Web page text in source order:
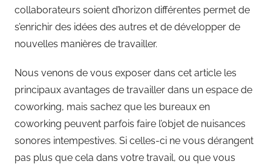
collaborateurs soient d’horizon différentes permet de
s’enrichir des idées des autres et de développer de
nouvelles manières de travailler.
Nous venons de vous exposer dans cet article les
principaux avantages de travailler dans un espace de
coworking, mais sachez que les bureaux en
coworking peuvent parfois faire l’objet de nuisances
sonores intempestives. Si celles-ci ne vous dérangent
pas plus que cela dans votre travail, ou que vous